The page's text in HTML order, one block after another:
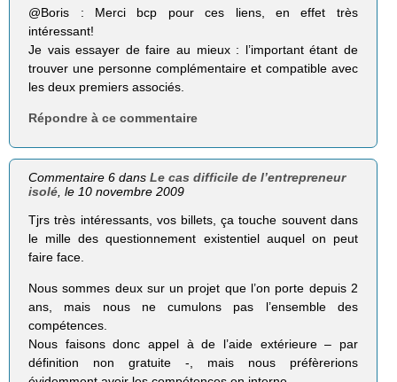
@Boris : Merci bcp pour ces liens, en effet très
intéressant!
Je vais essayer de faire au mieux : l’important étant de
trouver une personne complémentaire et compatible avec
les deux premiers associés.
Répondre à ce commentaire
Commentaire 6 dansLe cas difficile de l’entrepreneur
isolé , le 10 novembre 2009
Tjrs très intéressants, vos billets, ça touche souvent dans
le mille des questionnement existentiel auquel on peut
faire face.
Nous sommes deux sur un projet que l’on porte depuis 2
ans, mais nous ne cumulons pas l’ensemble des
compétences.
Nous faisons donc appel à de l’aide extérieure – par
définition non gratuite -, mais nous préfèrerions